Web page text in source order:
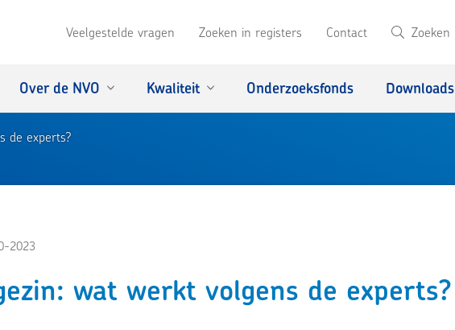
Veelgestelde vragen Zoeken in registers Contact Zoeken
Over de NVO Kwaliteit Onderzoeksfonds Downloads
de experts?
2023
wat werkt volgens de experts?